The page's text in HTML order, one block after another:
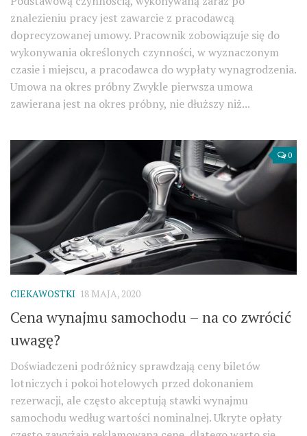
znalezieniu pracy jest zawarcie z pracodawcą
doprecyzowanej umowy. Pracownik zobowiązuje się do
wykonywania określonych czynności, w wyznaczonym
czasie i miejscu, a pracodawca do wypłaty wynagrodzenia.
Umowa na okres próbny Zwykle pierwsza umowa
zawierana jest na okres próbny, nie dłuższy niż...
0
CIEKAWOSTKI 18 MAJA, 2020
Cena wynajmu samochodu – na co zwrócić
uwagę?
Doświadczeni podróżnicy sprawdzają ceny biletów
lotniczych i pokoi hotelowych przed dokonaniem
rezerwacji, ale często akceptują stawki wynajmu
samochodu według wartości nominalnej. Ukryte opłaty